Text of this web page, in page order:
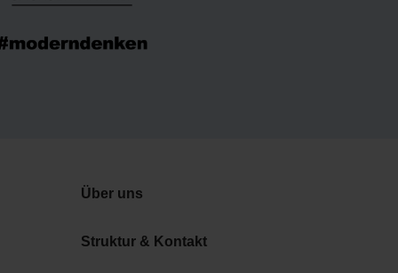
Über uns
Struktur & Kontakt